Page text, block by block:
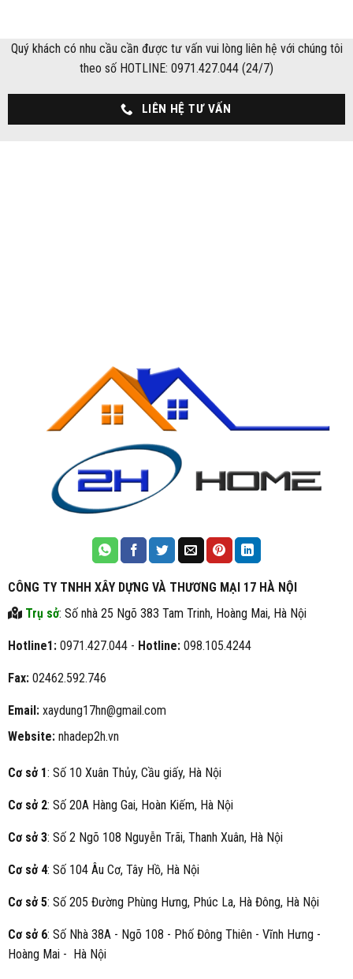
Quý khách có nhu cầu cần được tư vấn vui lòng liên hệ với chúng tôi
theo số HOTLINE: 0971.427.044 (24/7)
LIÊN HỆ TƯ VẤN
CÔNG TY TNHH XÂY DỰNG VÀ THƯƠNG MẠI 17 HÀ NỘI
Trụ sở: Số nhà 25 Ngõ 383 Tam Trinh, Hoàng Mai, Hà Nội
Hotline1:0971.427.044 - Hotline:098.105.4244
Fax:02462.592.746
Email:xaydung17hn@gmail.com
Website:nhadep2h.vn
Cơ sở 1: Số 10 Xuân Thủy, Cầu giấy, Hà Nội
Cơ sở 2: Số 20A Hàng Gai, Hoàn Kiếm, Hà Nội
Cơ sở 3: Số 2 Ngõ 108 Nguyễn Trãi, Thanh Xuân, Hà Nội
Cơ sở 4: Số 104 Âu Cơ, Tây Hồ, Hà Nội
Cơ sở 5: Số 205 Đường Phùng Hưng, Phúc La, Hà Đông, Hà Nội
Cơ sở 6: Số Nhà 38A - Ngõ 108 - Phố Đông Thiên - Vĩnh Hưng -
Hoàng Mai - Hà Nội